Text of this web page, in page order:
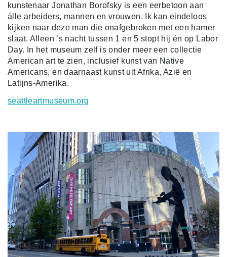
kunstenaar Jonathan Borofsky is een eerbetoon aan
álle arbeiders, mannen en vrouwen. Ik kan eindeloos
kijken naar deze man die onafgebroken met een hamer
slaat. Alleen ’s nacht tussen 1 en 5 stopt hij én op Labor
Day. In het museum zelf is onder meer een collectie
American art te zien, inclusief kunst van Native
Americans, en daarnaast kunst uit Afrika, Azië en
Latijns-Amerika.
seattleartmuseum.org